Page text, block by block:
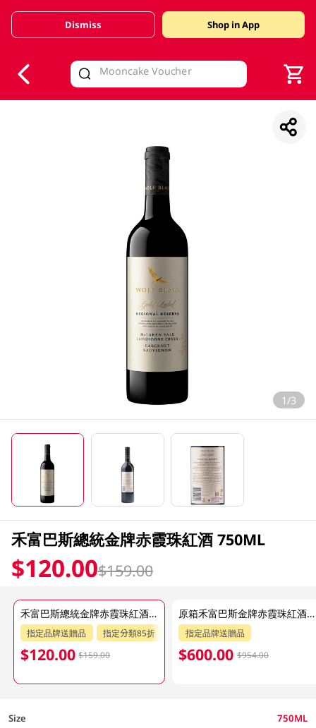
Valid Until 30 June 2026
Dismiss Shop in App
1/3
禾富巴斯總統金牌赤霞珠紅酒 750ML
$120.00$159.00
禾富巴斯總統金牌赤霞珠紅酒 750ML
指定品牌送贈品 指定分類85折
$120.00 $159.00
原箱禾富巴斯金牌赤霞珠紅酒 6 X 750ML
指定品牌送贈品
$600.00 $954.00
Size 750ML